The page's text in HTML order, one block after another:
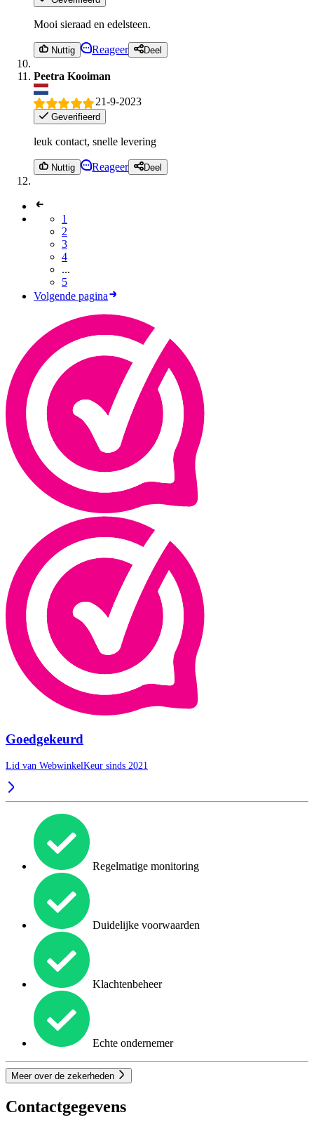
Mooi sieraad en edelsteen.
Nuttig Reageer Deel
Peetra Kooiman
21-9-2023
Geverifieerd
leuk contact, snelle levering
Nuttig Reageer Deel
1
2
3
4
...
5
Volgende pagina
Goedgekeurd
Lid van WebwinkelKeur sinds 2021
Regelmatige monitoring
Duidelijke voorwaarden
Klachtenbeheer
Echte ondernemer
Meer over de zekerheden
Contactgegevens